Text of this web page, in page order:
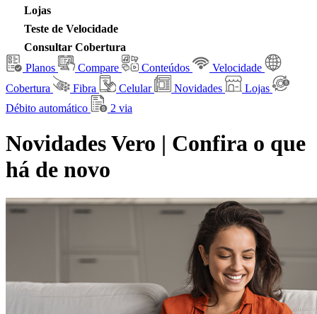
Lojas
Teste de Velocidade
Consultar Cobertura
Planos
Compare Conteúdos
Velocidade
Cobertura
Fibra Celular Novidades
Lojas
Débito automático
2 via
Novidades Vero | Confira o que
há de novo